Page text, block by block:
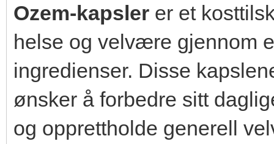
Ozem-kapsler er et
helse og velvære gjennom
ingredienser. Disse
ønsker å forbedre sitt
og opprettholde generell